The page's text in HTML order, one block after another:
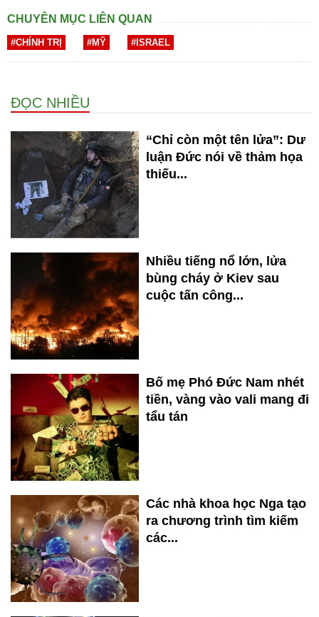
CHUYÊN MỤC LIÊN QUAN
#CHÍNH TRỊ #MỸ #ISRAEL
ĐỌC NHIỀU
“Chỉ còn một tên lửa”: Dư
luận Đức nói về thảm họa
thiếu...
Nhiều tiếng nổ lớn, lửa
bùng cháy ở Kiev sau
cuộc tấn công...
Bố mẹ Phó Đức Nam nhét
tiền, vàng vào vali mang đi
tẩu tán
Các nhà khoa học Nga tạo
ra chương trình tìm kiếm
các...